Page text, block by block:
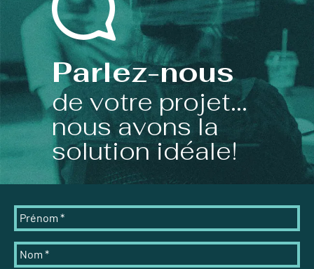
Parlez-nous
de votre projet...
nous avons la
solution idéale!
Prénom *
Nom *